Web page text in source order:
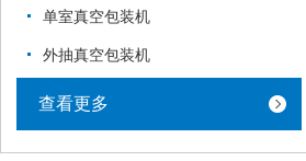
单室真空包装机
外抽真空包装机
查看更多